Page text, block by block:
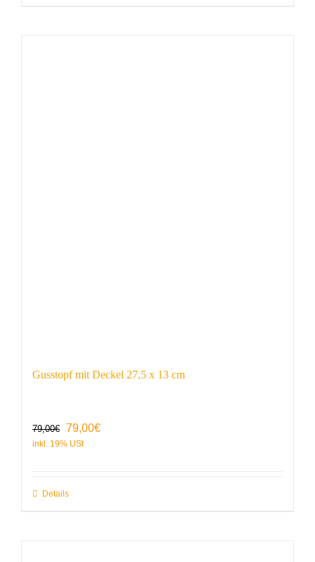
Gusstopf mit Deckel 27,5 x 13 cm
79,00€ Ursprünglicher
Preis
79,00€Aktueller
Details